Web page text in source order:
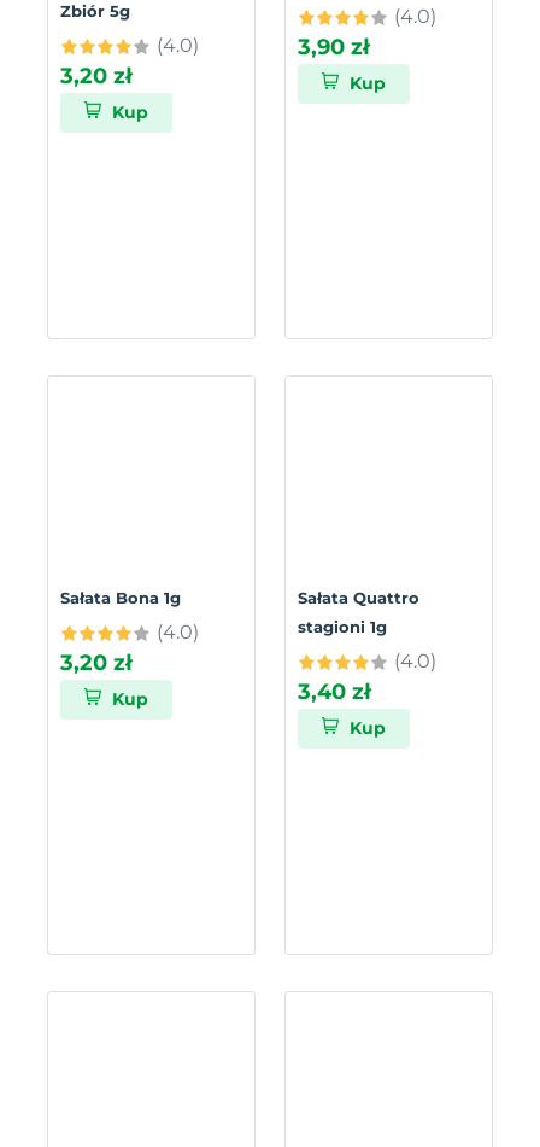
Zbiór 5g
(4.0)
3,20 zł
Kup
(4.0)
3,90 zł
Kup
Sałata Bona 1g
(4.0)
3,20 zł
Kup
Sałata Quattro
stagioni 1g
(4.0)
3,40 zł
Kup